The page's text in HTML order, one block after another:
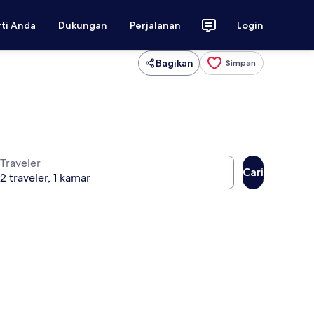
Anda Dukungan Perjalanan Login
Bagikan Simpan
Traveler
Cari